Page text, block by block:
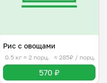
Рис с овощами
0.5 кг ≈ 2 порц. ≈ 285₽ / порц.
570 ₽